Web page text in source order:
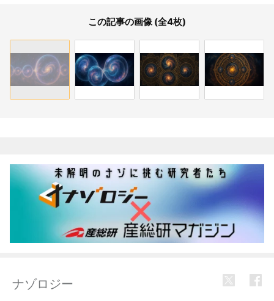
この記事の画像 (全4枚)
ナゾロジー